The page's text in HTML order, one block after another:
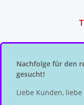
Nachfolge für den
gesucht!
Liebe Kunden, liebe